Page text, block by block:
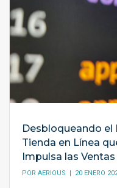
Desbloqueando el
Tienda en Línea
Impulsa las Ventas
POR AERIOUS | 20 ENERO